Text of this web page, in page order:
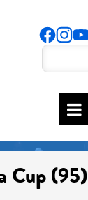
Cup (95)